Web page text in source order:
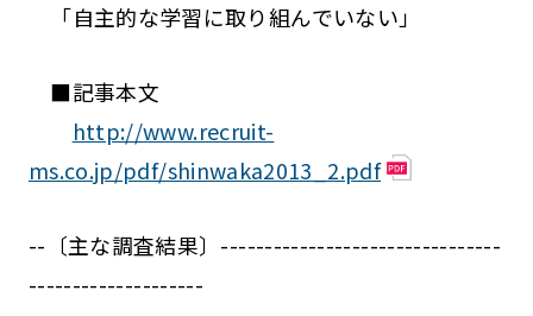
「自主的な学習に取り組んでいない」
■記事本文
http://www.recruit-
ms.co.jp/pdf/shinwaka2013_2.pdf
--〔主な調査結果〕--------------------------------
--------------------